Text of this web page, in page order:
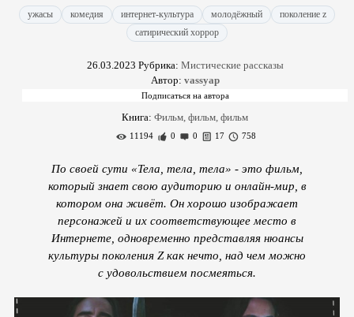
ужасы комедия интернет-культура молодёжный
поколение z
сатирический хоррор
26.03.2023 Рубрика: Мистические рассказы
Автор: vassyap
Книга: Фильм, фильм, фильм
11194 0 0 17 758
По своей сути «Тела, тела, тела» - это фильм,
который знает свою аудиторию и онлайн-мир, в
котором она живёт. Он хорошо изображает
персонажей и их соответствующее место в
Интернете, одновременно представляя нюансы
культуры поколения Z как нечто, над чем можно
с удовольствием посмеяться.